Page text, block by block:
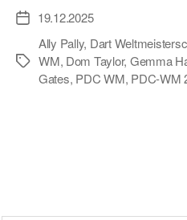
Veröffentlichungsdatum
19.12.2025
Schlagwörter
Ally Pally, Dart
WM, Dom Taylor, Gemma
Gates, PDC WM, PDC-WM